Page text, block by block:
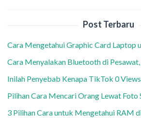
Post Terbaru
Cara Mengetahui Graphic Card Laptop
Cara Menyalakan Bluetooth di
Inilah Penyebab Kenapa TikTok 0
Pilihan Cara Mencari Orang Lewat Foto
3 Pilihan Cara untuk Mengetahui RAM